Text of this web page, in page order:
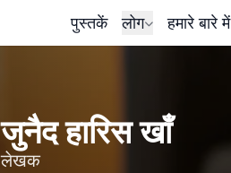
पुस्तकें लोग हमारे बारे में
जुनैद हारिस खाँ
लेखक